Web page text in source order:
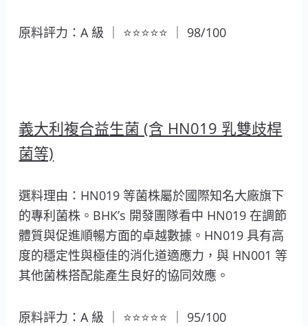
原料評力：A 級 ｜ ⭐⭐⭐⭐⭐ ｜ 98/100
義大利複合益生菌 (含 HN019 乳雙歧桿
菌等)
選料理由：HN019 等菌株屬於國際知名大廠旗下
的專利菌株。BHK’s 開發團隊看中 HN019 在調節
體質與促進順暢方面的卓越數據。HN019 具有高
度的穩定性與極佳的消化道適應力，與 HN001 等
其他菌株搭配能產生良好的協同效應。
原料評力：A 級 ｜ ⭐⭐⭐⭐⭐ ｜ 95/100